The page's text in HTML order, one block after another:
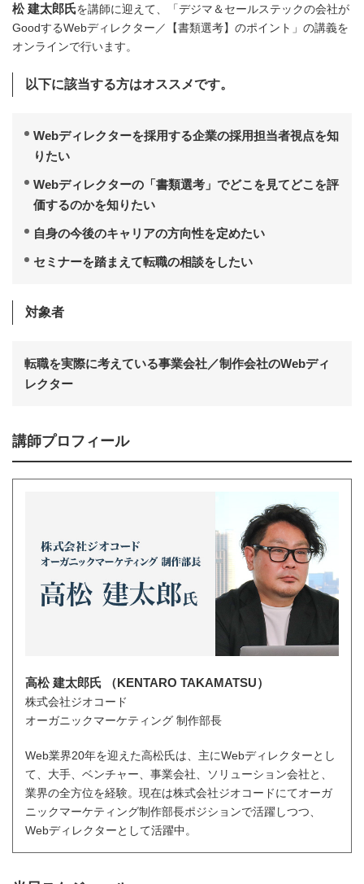
松 建太郎氏を講師に迎えて、「デジマ＆セールステックの会社が
GoodするWebディレクター／【書類選考】のポイント」の講義を
オンラインで行います。
以下に該当する方はオススメです。
Webディレクターを採用する企業の採用担当者視点を知
りたい
Webディレクターの「書類選考」でどこを見てどこを評
価するのかを知りたい
自身の今後のキャリアの方向性を定めたい
セミナーを踏まえて転職の相談をしたい
対象者
転職を実際に考えている事業会社／制作会社のWebディ
レクター
講師プロフィール
高松 建太郎氏 （KENTARO TAKAMATSU）
株式会社ジオコード
オーガニックマーケティング 制作部長
Web業界20年を迎えた高松氏は、主にWebディレクターとし
て、大手、ベンチャー、事業会社、ソリューション会社と、
業界の全方位を経験。現在は株式会社ジオコードにてオーガ
ニックマーケティング制作部長ポジションで活躍しつつ、
Webディレクターとして活躍中。